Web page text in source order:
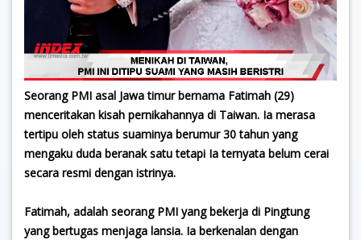
Seorang PMI asal Jawa timur bernama Fatimah (29)
menceritakan kisah pernikahannya di Taiwan. Ia merasa
tertipu oleh status suaminya berumur 30 tahun yang
mengaku duda beranak satu tetapi Ia ternyata belum cerai
secara resmi dengan istrinya.
Fatimah, adalah seorang PMI yang bekerja di Pingtung
yang bertugas menjaga lansia. Ia berkenalan dengan